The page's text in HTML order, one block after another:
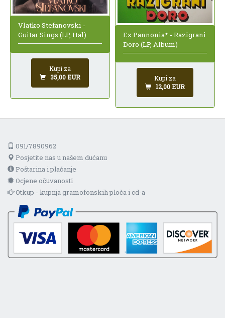
Vlatko Stefanovski -
Guitar Sings (LP, Hal)
Kupi za
35,00 EUR
Ex Pannonia* - Razigrani
Doro (LP, Album)
Kupi za
12,00 EUR
091/7890962
Posjetite nas u našem dućanu
Poštarina i plaćanje
Ocjene očuvanosti
Otkup - kupnja gramofonskih ploča i cd-a